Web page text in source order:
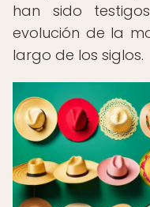
han sido
evolución de la
largo de los siglos.